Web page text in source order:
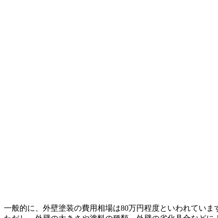
一般的に、外壁塗装の費用相場は80万円程度といわれていま